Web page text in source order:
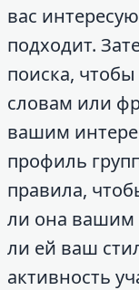
вас
подходит.
поиска,
словам или
вашим
профиль
правила,
ли она вашим
ли ей ваш
активность